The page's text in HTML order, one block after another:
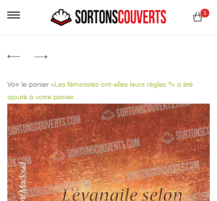
Menu
1
Voir le panier «Les féministes ont-elles leurs règles ?» a été
ajouté à votre panier.